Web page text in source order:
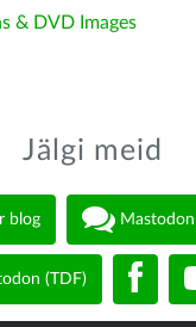
& DVD Images
Jälgi meid
blog
(TDF)